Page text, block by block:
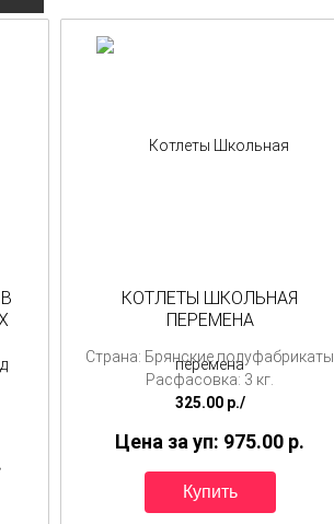
КОТЛЕТЫ ШКОЛЬНАЯ
ПЕРЕМЕНА
Страна: Брянские полуфабрикаты
Расфасовка: 3 кг.
325.00 p./
Цена за уп: 975.00 p.